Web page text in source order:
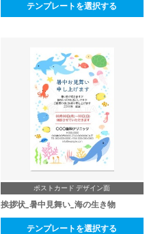
テンプレートを選択する
ポストカード デザイン面
挨拶状_暑中見舞い_海の生き物
テンプレートを選択する